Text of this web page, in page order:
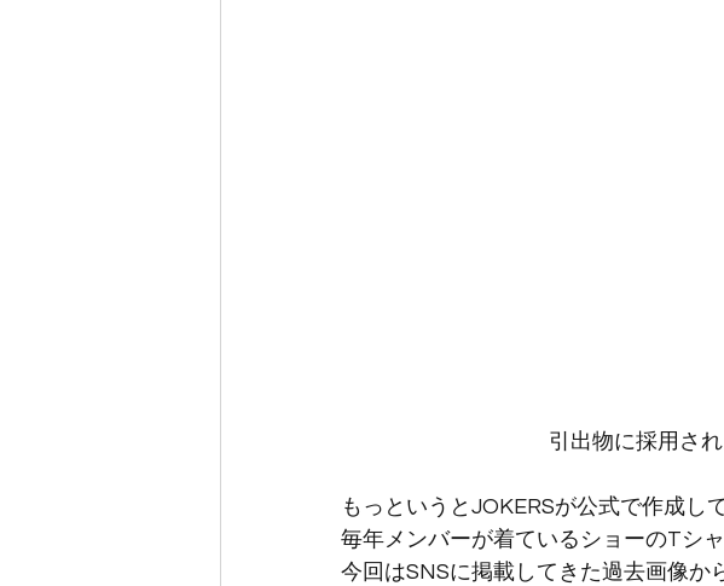
引出物に採用さ
もっというとJOKERSが公式で作成し
毎年メンバーが着ているショーのTシ
今回はSNSに掲載してきた過去画像か